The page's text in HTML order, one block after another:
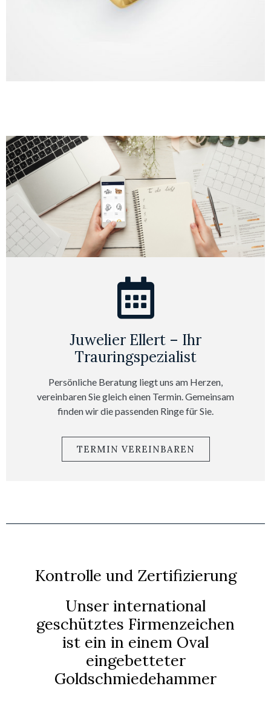
Juwelier Ellert – Ihr
Trauringspezialist
Persönliche Beratung liegt uns am Herzen,
vereinbaren Sie gleich einen Termin. Gemeinsam
finden wir die passenden Ringe für Sie.
TERMIN VEREINBAREN
Kontrolle und Zertifizierung
Unser international
geschütztes Firmenzeichen
ist ein in einem Oval
eingebetteter
Goldschmiedehammer